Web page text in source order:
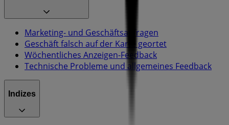
Marketing- und Geschäftsanfragen
Geschäft falsch auf der Karte geortet
Wöchentliches Anzeigen-Feedback
Technische Probleme und allgemeines Feedback
Indizes